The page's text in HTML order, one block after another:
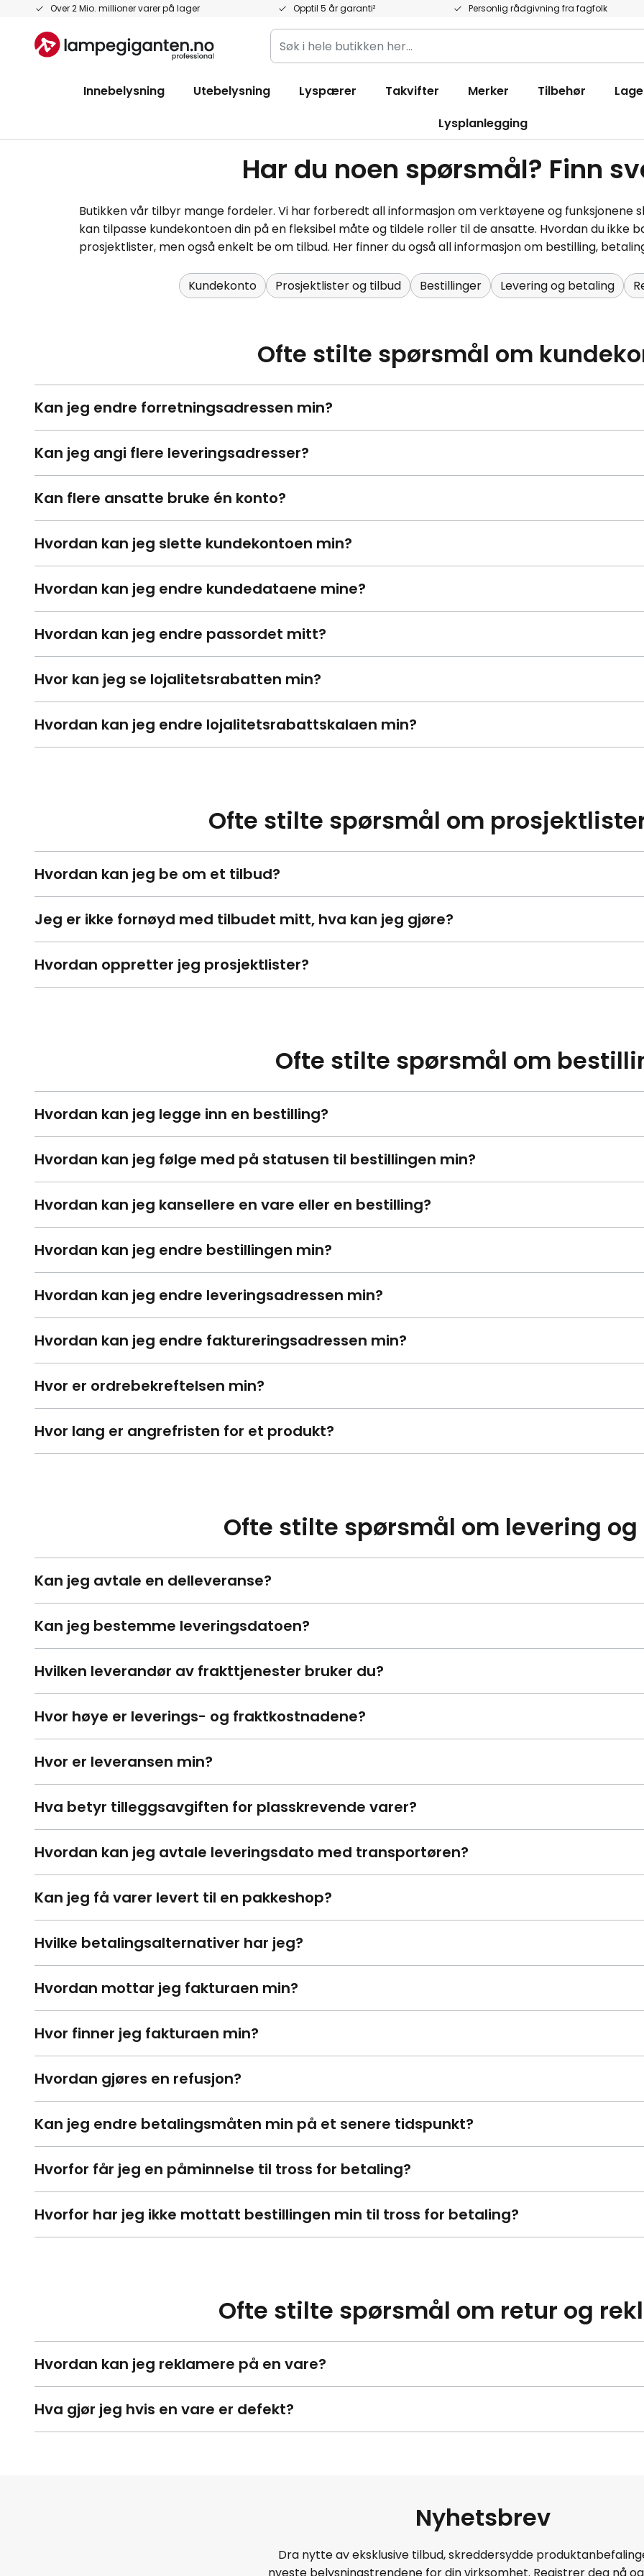
Over 2 Mio. millioner varer på lager Opptil 5 år garanti² Personlig rådgivning fra fagfolk
Hopp
innhold
Søk
i
butikken
Innebelysning Utebelysning Lyspærer Takvifter Merker Tilbehør
Lysplanlegging
Har du noen spørsmål? Finn
Butikken vår tilbyr mange fordeler. Vi har forberedt all informasjon om verktøyene og funksjonene
kan tilpasse kundekontoen din på en fleksibel måte og tildele roller til de ansatte. Hvordan du ikke
prosjektlister, men også enkelt be om tilbud. Her finner du også all informasjon om bestilling,
Kundekonto Prosjektlister og tilbud Bestillinger Levering og betaling
Ofte stilte spørsmål om
Kan jeg endre forretningsadressen min?
Kan jeg angi flere leveringsadresser?
Kan flere ansatte bruke én konto?
Hvordan kan jeg slette kundekontoen min?
Hvordan kan jeg endre kundedataene mine?
Hvordan kan jeg endre passordet mitt?
Hvor kan jeg se lojalitetsrabatten min?
Hvordan kan jeg endre lojalitetsrabattskalaen min?
Ofte stilte spørsmål om
Hvordan kan jeg be om et tilbud?
Jeg er ikke fornøyd med tilbudet mitt, hva kan jeg gjøre?
Hvordan oppretter jeg prosjektlister?
Ofte stilte spørsmål om
Hvordan kan jeg legge inn en bestilling?
Hvordan kan jeg følge med på statusen til bestillingen min?
Hvordan kan jeg kansellere en vare eller en bestilling?
Hvordan kan jeg endre bestillingen min?
Hvordan kan jeg endre leveringsadressen min?
Hvordan kan jeg endre faktureringsadressen min?
Hvor er ordrebekreftelsen min?
Hvor lang er angrefristen for et produkt?
Ofte stilte spørsmål om levering
Kan jeg avtale en delleveranse?
Kan jeg bestemme leveringsdatoen?
Hvilken leverandør av frakttjenester bruker du?
Hvor høye er leverings- og fraktkostnadene?
Hvor er leveransen min?
Hva betyr tilleggsavgiften for plasskrevende varer?
Hvordan kan jeg avtale leveringsdato med transportøren?
Kan jeg få varer levert til en pakkeshop?
Hvilke betalingsalternativer har jeg?
Hvordan mottar jeg fakturaen min?
Hvor finner jeg fakturaen min?
Hvordan gjøres en refusjon?
Kan jeg endre betalingsmåten min på et senere tidspunkt?
Hvorfor får jeg en påminnelse til tross for betaling?
Hvorfor har jeg ikke mottatt bestillingen min til tross for betaling?
Ofte stilte spørsmål om retur og
Hvordan kan jeg reklamere på en vare?
Hva gjør jeg hvis en vare er defekt?
Nyhetsbrev
Dra nytte av eksklusive tilbud, skreddersydde